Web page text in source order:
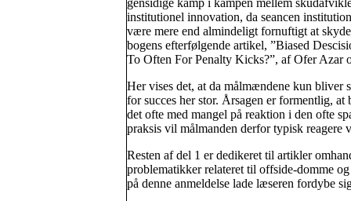
gensidige kamp i kampen mellem
institutionel innovation, da seancen
være mere end almindeligt fornuftigt at
bogens efterfølgende artikel, ”Biased
To Often For Penalty Kicks?”, af Ofer Azar
Her vises det, at da målmændene kun bliver
for succes her stor. Årsagen er formentlig, at
det ofte med mangel på reaktion i den ofte
praksis vil målmanden derfor typisk reagere
Resten af del 1 er dedikeret til artikler
problematikker relateret til offside-domme
på denne anmeldelse lade læseren fordybe